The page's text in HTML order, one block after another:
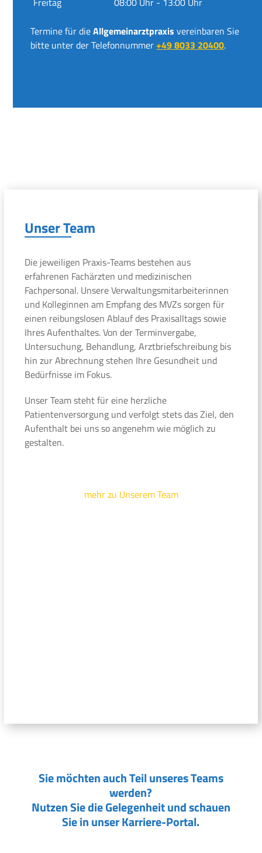
Termine für dieAllgemeinarztpraxis vereinbaren Sie
bitte unter der Telefonnummer+49 8033 20400.
Unser Team
Die jeweiligen Praxis-Teams bestehen aus
erfahrenen Fachärzten und medizinischen
Fachpersonal. Unsere Verwaltungsmitarbeiterinnen
und Kolleginnen am Empfang des MVZs sorgen für
einen reibungslosen Ablauf des Praxisalltags sowie
Ihres Aufenthaltes. Von der Terminvergabe,
Untersuchung, Behandlung, Arztbriefschreibung bis
hin zur Abrechnung stehen Ihre Gesundheit und
Bedürfnisse im Fokus.
Unser Team steht für eine herzliche
Patientenversorgung und verfolgt stets das Ziel, den
Aufenthalt bei uns so angenehm wie möglich zu
gestalten.
mehr zu Unserem Team
Sie möchten auch Teil unseres Teams
werden?
Nutzen Sie die Gelegenheit und schauen
Sie in unser Karriere-Portal.